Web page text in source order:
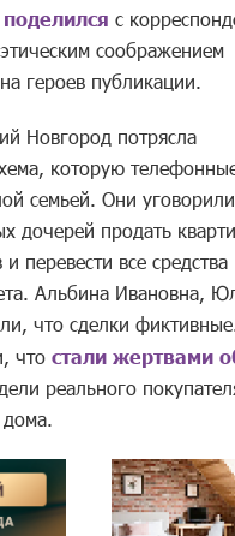
поделился с
соображением
героев публикации.
Новгород потрясла
которую
семьей. Они
дочерей продать
перевести все
Альбина Ивановна,
что сделки
чтостали жертвами
реального
дома.